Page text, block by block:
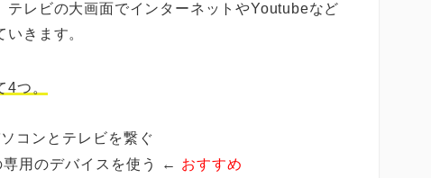
テレビの大画面でインターネットやYoutubeなど
きます。
つ。
コンとテレビを繋ぐ
用のデバイスを使う ← おすすめ